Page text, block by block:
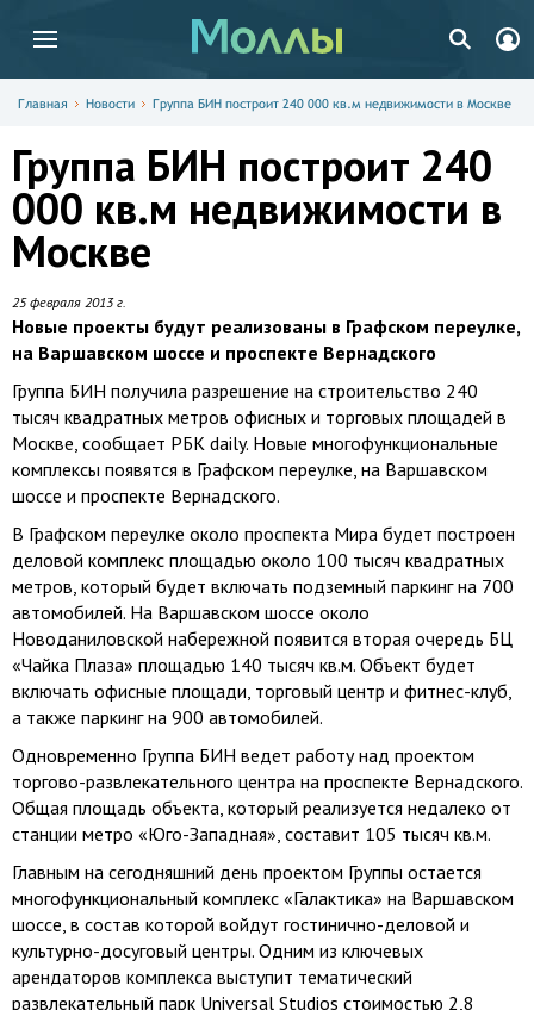
Главная Новости Группа БИН построит 240 000 кв.м недвижимости в Москве
Группа БИН построит 240
000 кв.м недвижимости в
Москве
25 февраля 2013 г.
Новые проекты будут реализованы в Графском переулке,
на Варшавском шоссе и проспекте Вернадского
Группа БИН получила разрешение на строительство 240
тысяч квадратных метров офисных и торговых площадей в
Москве, сообщает РБК daily. Новые многофункциональные
комплексы появятся в Графском переулке, на Варшавском
шоссе и проспекте Вернадского.
В Графском переулке около проспекта Мира будет построен
деловой комплекс площадью около 100 тысяч квадратных
метров, который будет включать подземный паркинг на 700
автомобилей. На Варшавском шоссе около
Новоданиловской набережной появится вторая очередь БЦ
«Чайка Плаза» площадью 140 тысяч кв.м. Объект будет
включать офисные площади, торговый центр и фитнес-клуб,
а также паркинг на 900 автомобилей.
Одновременно Группа БИН ведет работу над проектом
торгово-развлекательного центра на проспекте Вернадского.
Общая площадь объекта, который реализуется недалеко от
станции метро «Юго-Западная», составит 105 тысяч кв.м.
Главным на сегодняшний день проектом Группы остается
многофункциональный комплекс «Галактика» на Варшавском
шоссе, в состав которой войдут гостинично-деловой и
культурно-досуговый центры. Одним из ключевых
арендаторов комплекса выступит тематический
развлекательный парк Universal Studios стоимостью 2,8